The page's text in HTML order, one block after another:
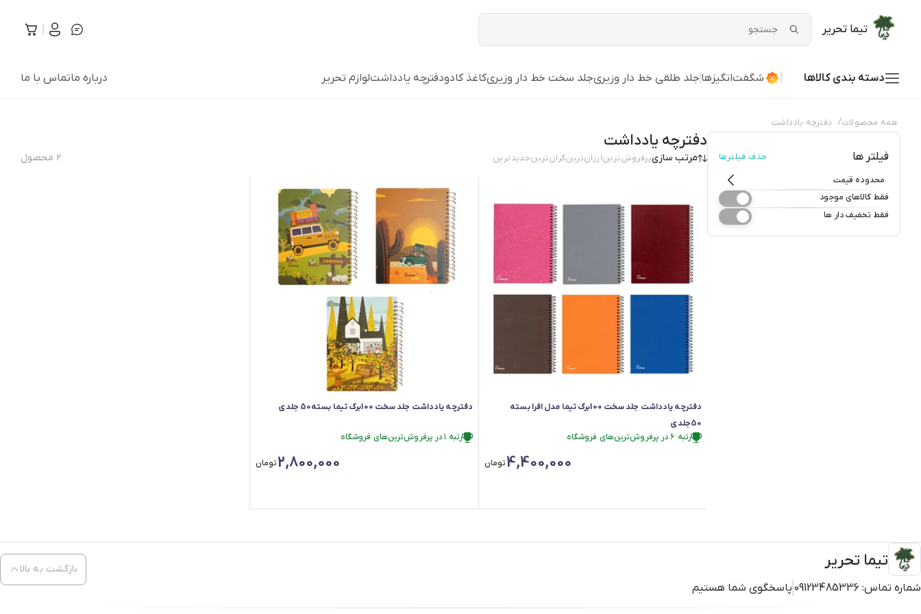
تیما تحریر
دسته بندی کالاها شگفت‌انگیزها جلد طلقی خط دار وزیریجلد سخت خط دار وزیریکاغذ کادودفترچه یادداشتلوازم تحریر درباره ماتماس با ما
همه محصولات/ دفترچه یادداشت
فیلتر ها حذف فیلترها
محدوده قیمت
فقط کالاهای موجود
فقط تخفیف دار ها
دفترچه یادداشت
مرتب سازیپرفروش‌ترینارزان‌ترینگران‌ترینجدید‌ترین ۲ محصول
دفترچه یادداشت جلد سخت 100برگ تیما مدل افرا بسته
50جلدی
رتبه ۶ در پرفروش‌ترین‌های فروشگاه
4,400,000تومان
دفترچه یادداشت جلد سخت 100برگ تیما بسته50 جلدی
رتبه ۱ در پرفروش‌ترین‌های فروشگاه
2,800,000تومان
تیما تحریر
شماره تماس: 09123485336 پاسخگوی شما هستیم
بازگشت به بالا